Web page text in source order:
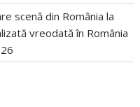
scenă din România la
vreodată în România